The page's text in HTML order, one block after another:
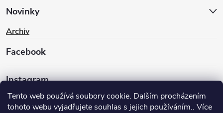
Tento web používá soubory cookie. Dalším procházením
tohoto webu vyjadřujete souhlas s jejich používáním.. Více
Novinky
Archiv
Facebook
Instagram